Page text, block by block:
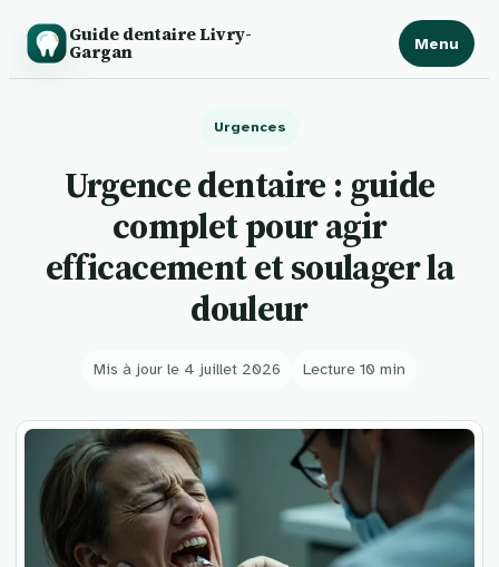
Guide dentaire Livry-
Gargan Menu
Urgences
Urgence dentaire : guide
complet pour agir
efficacement et soulager la
douleur
Mis à jour le 4 juillet 2026 Lecture 10 min